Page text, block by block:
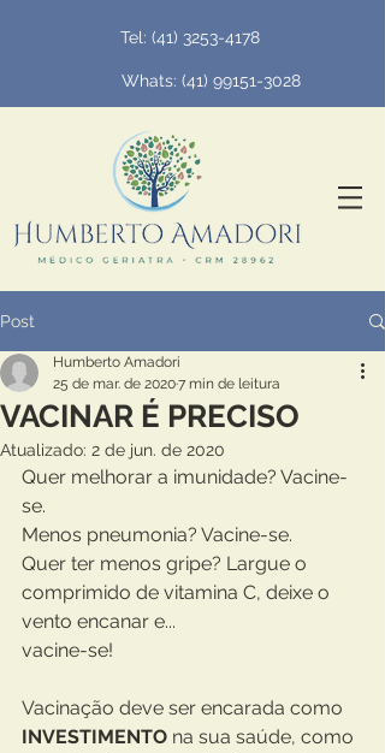
Tel: (41) 3253-4178
Whats: (41) 99151-3028
Post
VACINAR É PRECISO
Humberto Amadori
25 de mar. de 20207 min de leitura
Atualizado: 2 de jun. de 2020
Quer melhorar a imunidade? Vacine-
se.
Menos pneumonia? Vacine-se.
Quer ter menos gripe? Largue o
comprimido de vitamina C, deixe o
vento encanar e...
vacine-se!
Vacinação deve ser encarada como
INVESTIMENTO na sua saúde, como